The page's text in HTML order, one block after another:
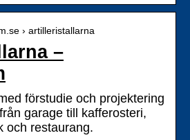
› artilleristallarna
–
förstudie och projektering
garage till kafferosteri,
och restaurang.